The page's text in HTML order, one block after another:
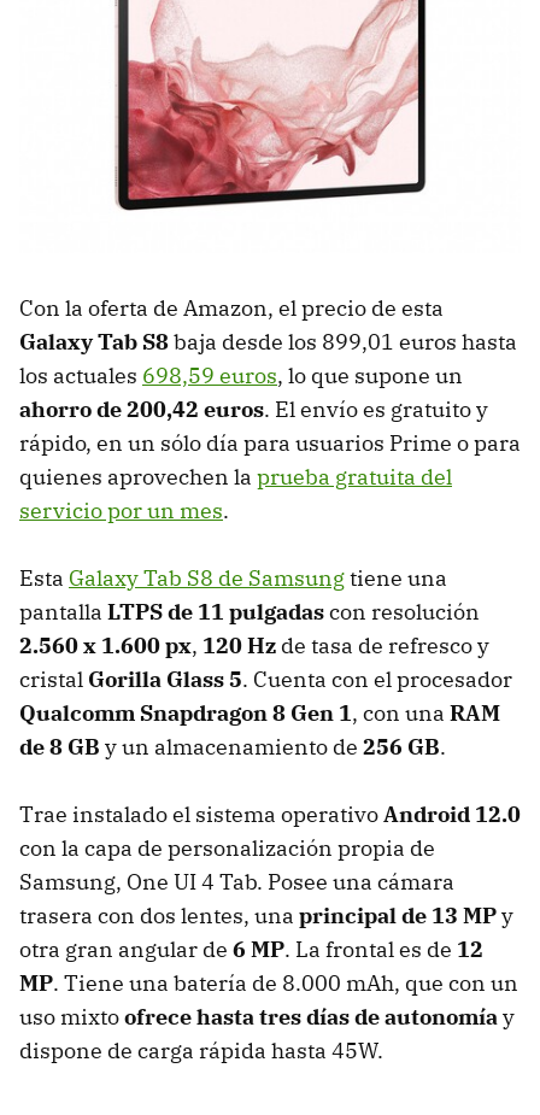
Con la oferta de Amazon, el precio de esta
Galaxy Tab S8baja desde los 899,01 euros hasta
los actuales 698,59 euros, lo que supone un
ahorro de 200,42 euros. El envío es gratuito y
rápido, en un sólo día para usuarios Prime o para
quienes aprovechen la prueba gratuita del
servicio por un mes.
Esta Galaxy Tab S8 de Samsungtiene una
pantalla LTPS de 11 pulgadascon resolución
2.560 x 1.600 px, 120 Hz de tasa de refresco y
cristal Gorilla Glass 5. Cuenta con el procesador
Qualcomm Snapdragon 8 Gen 1, con una RAM
de 8 GB y un almacenamiento de 256 GB.
Trae instalado el sistema operativoAndroid 12.0
con la capa de personalización propia de
Samsung, One UI 4 Tab. Posee una cámara
trasera con dos lentes, una principal de 13 MPy
otra gran angular de 6 MP. La frontal es de 12
MP. Tiene una batería de 8.000 mAh, que con un
uso mixtoofrece hasta tres días de autonomíay
dispone de carga rápida hasta 45W.